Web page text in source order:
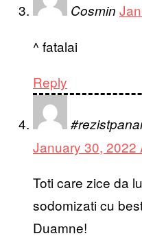
Cosmin
^ fatalai
Reply
January 30, 2022
Toti care zice da
sodomizati cu
Duamne!